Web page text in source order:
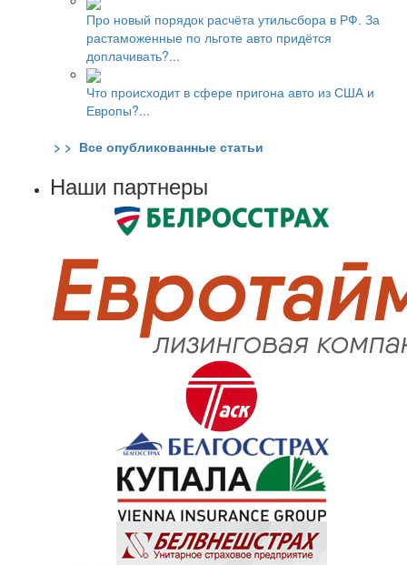
Про новый порядок расчёта утильсбора в РФ. За
растаможенные по льготе авто придётся
доплачивать?...
Что происходит в сфере пригона авто из США и
Европы?...
> > Все опубликованные статьи
Наши партнеры